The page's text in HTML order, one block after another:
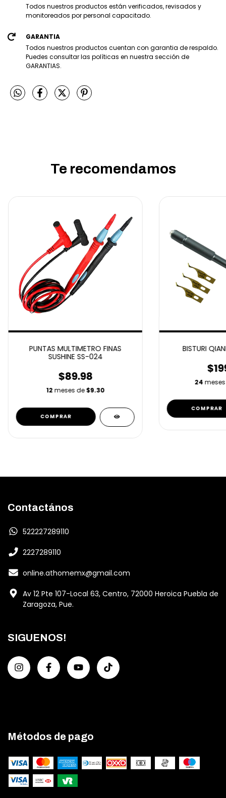
Todos nuestros productos están verificados, revisados y
monitoreados por personal capacitado.
GARANTIA
Todos nuestros productos cuentan con garantia de respaldo.
Puedes consultar las políticas en nuestra sección de
GARANTIAS.
Te recomendamos
PUNTAS MULTIMETRO FINAS
SUSHINE SS-024
$89.98
12 meses de$9.30
BISTURI
24
Contactános
522227289110
2227289110
online.athomemx@gmail.com
Av 12 Pte 107-Local 63, Centro, 72000 Heroica Puebla de
Zaragoza, Pue.
SIGUENOS!
Métodos de pago